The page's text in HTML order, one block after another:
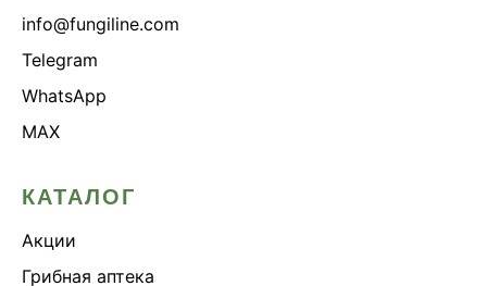
info@fungiline.com
Telegram
WhatsApp
MAX
КАТАЛОГ
Акции
Грибная аптека